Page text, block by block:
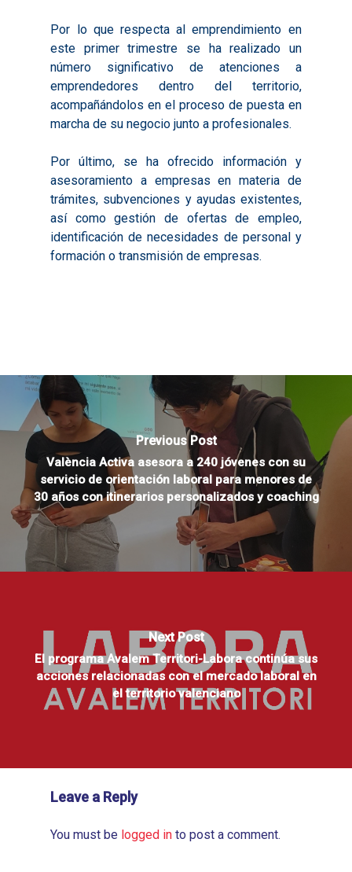
Por lo que respecta al emprendimiento en
este primer trimestre se ha realizado un
número significativo de atenciones a
emprendedores dentro del territorio,
acompañándolos en el proceso de puesta en
marcha de su negocio junto a profesionales.
Por último, se ha ofrecido información y
asesoramiento a empresas en materia de
trámites, subvenciones y ayudas existentes,
así como gestión de ofertas de empleo,
identificación de necesidades de personal y
formación o transmisión de empresas.
Previous Post
València Activa asesora a 240 jóvenes con su
servicio de orientación laboral para menores de
30 años con itinerarios personalizados y coaching
Next Post
El programa Avalem Territori-Labora continúa sus
acciones relacionadas con el mercado laboral en
el territorio valenciano
Leave a Reply
You must be logged in to post a comment.
Formación Pactos
Otras Acciones:
2017
2018
2020
2021
2023
Resúmenes
Experimentales
2024
Información
ODS
Actualidad
Boletines de Noticias
Contacto